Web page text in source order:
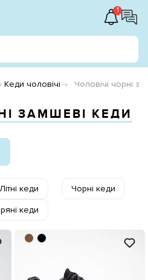
1
Кеди чоловічі Чоловічі чорні
ЗАМШЕВІ КЕДИ
Літні кеди Чорні кеди
кеди